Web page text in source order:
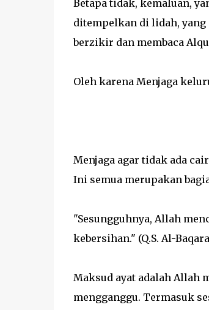
Betapa tidak, kemaluan,
ditempelkan di lidah, yang
berzikir dan membaca
Oleh karena Menjaga
Menjaga agar tidak ada
Ini semua merupakan
"Sesungguhnya, Allah
kebersihan." (Q.S. Al-
Maksud ayat adalah Allah
mengganggu. Termasuk